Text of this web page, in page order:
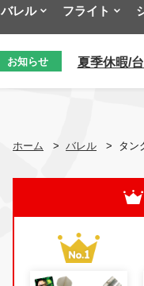
バレル フライト
お知らせ 夏季休暇/
ホーム > バレル > タン